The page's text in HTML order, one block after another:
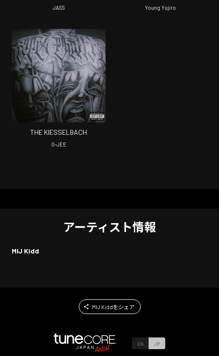
JASS
Kidd & STICKY BUDS) [Remix]
Young Yujiro
THE KIESSELBACH
O-JEE
アーティスト情報
MIJ Kidd
MIJ Kiddをシェア
EN JP